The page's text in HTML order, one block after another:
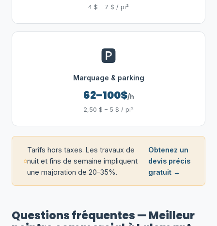
4 $ – 7 $ / pi²
🅿️
Marquage & parking
62–100$/h
2,50 $ – 5 $ / pi²
Tarifs hors taxes. Les travaux de
nuit et fins de semaine impliquent
une majoration de 20–35%.
Obtenez un
devis précis
gratuit →
Questions fréquentes — Meilleur